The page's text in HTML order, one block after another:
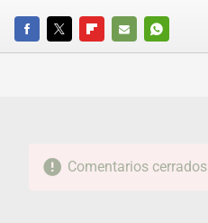
FACEBOOKTWITTERFLIPBOARD
E-
WHATSAPP
Comentarios cerrados